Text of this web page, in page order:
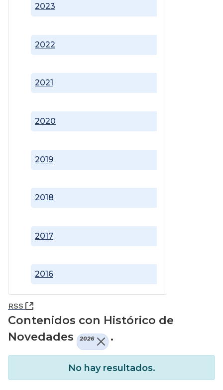
2016
2017
2018
2019
2020
2021
2022
2023
RSS (Abre una nueva ventana)
Contenidos con Histórico de
Novedades
2026 .
No hay resultados.